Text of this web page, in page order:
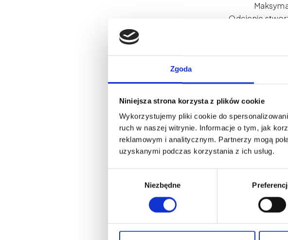
Zgoda
Niniejsza strona korzysta z plików cookie
Wykorzystujemy pliki cookie do
ruch w naszej witrynie. Informacje o tym, jak
reklamowym i analitycznym. Partnerzy mogą
uzyskanymi podczas korzystania z ich usług.
Niezbędne
Odcienie
THE